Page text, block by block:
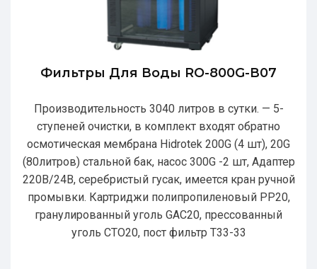
Фильтры Для Воды RO-800G-В07
Производительность 3040 литров в сутки. — 5-
ступеней очистки, в комплект входят обратно
осмотическая мембрана Hidrotek 200G (4 шт), 20G
(80литров) стальной бак, насос 300G -2 шт, Адаптер
220В/24В, серебристый гусак, имеется кран ручной
промывки. Картриджи полипропиленовый РР20,
гранулированный уголь GAC20, прессованный
уголь CTO20, пост фильтр T33-33